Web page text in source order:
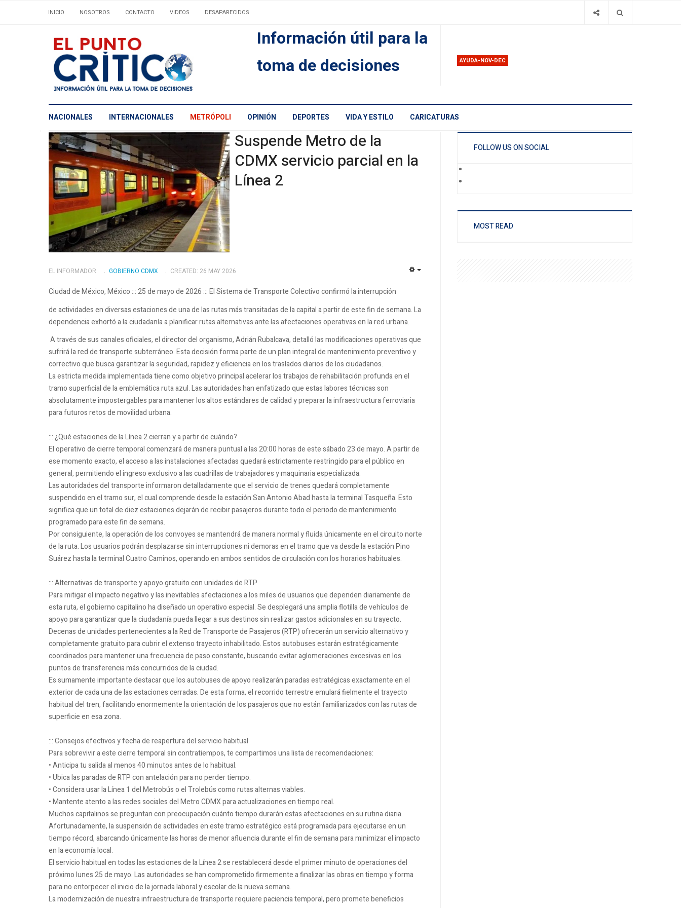
INICIO NOSOTROS CONTACTO VIDEOS DESAPARECIDOS
Información útil para la
toma de decisiones
AYUDA-NOV-DEC
NACIONALES INTERNACIONALES METRÓPOLI OPINIÓN DEPORTES VIDA Y ESTILO CARICATURAS
Suspende Metro de la
CDMX servicio parcial en la
Línea 2
EL INFORMADOR GOBIERNO CDMX CREATED: 26 MAY 2026
Ciudad de México, México ::: 25 de mayo de 2026 ::: El Sistema de Transporte Colectivo confirmó la interrupción
de actividades en diversas estaciones de una de las rutas más transitadas de la capital a partir de este fin de semana. La
dependencia exhortó a la ciudadanía a planificar rutas alternativas ante las afectaciones operativas en la red urbana.
A través de sus canales oficiales, el director del organismo, Adrián Rubalcava, detalló las modificaciones operativas que
sufrirá la red de transporte subterráneo. Esta decisión forma parte de un plan integral de mantenimiento preventivo y
correctivo que busca garantizar la seguridad, rapidez y eficiencia en los traslados diarios de los ciudadanos.
La estricta medida implementada tiene como objetivo principal acelerar los trabajos de rehabilitación profunda en el
tramo superficial de la emblemática ruta azul. Las autoridades han enfatizado que estas labores técnicas son
absolutamente impostergables para mantener los altos estándares de calidad y preparar la infraestructura ferroviaria
para futuros retos de movilidad urbana.
::: ¿Qué estaciones de la Línea 2 cierran y a partir de cuándo?
El operativo de cierre temporal comenzará de manera puntual a las 20:00 horas de este sábado 23 de mayo. A partir de
ese momento exacto, el acceso a las instalaciones afectadas quedará estrictamente restringido para el público en
general, permitiendo el ingreso exclusivo a las cuadrillas de trabajadores y maquinaria especializada.
Las autoridades del transporte informaron detalladamente que el servicio de trenes quedará completamente
suspendido en el tramo sur, el cual comprende desde la estación San Antonio Abad hasta la terminal Tasqueña. Esto
significa que un total de diez estaciones dejarán de recibir pasajeros durante todo el periodo de mantenimiento
programado para este fin de semana.
Por consiguiente, la operación de los convoyes se mantendrá de manera normal y fluida únicamente en el circuito norte
de la ruta. Los usuarios podrán desplazarse sin interrupciones ni demoras en el tramo que va desde la estación Pino
Suárez hasta la terminal Cuatro Caminos, operando en ambos sentidos de circulación con los horarios habituales.
::: Alternativas de transporte y apoyo gratuito con unidades de RTP
Para mitigar el impacto negativo y las inevitables afectaciones a los miles de usuarios que dependen diariamente de
esta ruta, el gobierno capitalino ha diseñado un operativo especial. Se desplegará una amplia flotilla de vehículos de
apoyo para garantizar que la ciudadanía pueda llegar a sus destinos sin realizar gastos adicionales en su trayecto.
Decenas de unidades pertenecientes a la Red de Transporte de Pasajeros (RTP) ofrecerán un servicio alternativo y
completamente gratuito para cubrir el extenso trayecto inhabilitado. Estos autobuses estarán estratégicamente
coordinados para mantener una frecuencia de paso constante, buscando evitar aglomeraciones excesivas en los
puntos de transferencia más concurridos de la ciudad.
Es sumamente importante destacar que los autobuses de apoyo realizarán paradas estratégicas exactamente en el
exterior de cada una de las estaciones cerradas. De esta forma, el recorrido terrestre emulará fielmente el trayecto
habitual del tren, facilitando enormemente la orientación de los pasajeros que no están familiarizados con las rutas de
superficie en esa zona.
::: Consejos efectivos y fecha de reapertura del servicio habitual
Para sobrevivir a este cierre temporal sin contratiempos, te compartimos una lista de recomendaciones:
• Anticipa tu salida al menos 40 minutos antes de lo habitual.
• Ubica las paradas de RTP con antelación para no perder tiempo.
• Considera usar la Línea 1 del Metrobús o el Trolebús como rutas alternas viables.
• Mantente atento a las redes sociales del Metro CDMX para actualizaciones en tiempo real.
Muchos capitalinos se preguntan con preocupación cuánto tiempo durarán estas afectaciones en su rutina diaria.
Afortunadamente, la suspensión de actividades en este tramo estratégico está programada para ejecutarse en un
tiempo récord, abarcando únicamente las horas de menor afluencia durante el fin de semana para minimizar el impacto
en la economía local.
El servicio habitual en todas las estaciones de la Línea 2 se restablecerá desde el primer minuto de operaciones del
próximo lunes 25 de mayo. Las autoridades se han comprometido firmemente a finalizar las obras en tiempo y forma
para no entorpecer el inicio de la jornada laboral y escolar de la nueva semana.
La modernización de nuestra infraestructura de transporte requiere paciencia temporal, pero promete beneficios
FOLLOW US ON SOCIAL
MOST READ